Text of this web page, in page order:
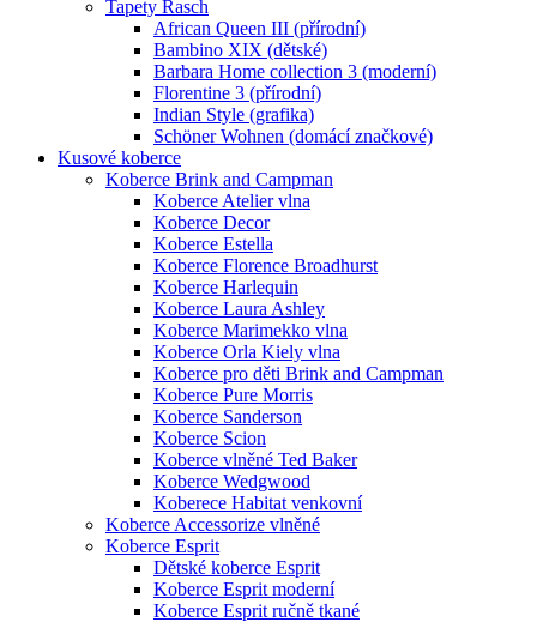
Tapety Rasch
African Queen III (přírodní)
Bambino XIX (dětské)
Barbara Home collection 3 (moderní)
Florentine 3 (přírodní)
Indian Style (grafika)
Schöner Wohnen (domácí značkové)
Kusové koberce
Koberce Brink and Campman
Koberce Atelier vlna
Koberce Decor
Koberce Estella
Koberce Florence Broadhurst
Koberce Harlequin
Koberce Laura Ashley
Koberce Marimekko vlna
Koberce Orla Kiely vlna
Koberce pro děti Brink and Campman
Koberce Pure Morris
Koberce Sanderson
Koberce Scion
Koberce vlněné Ted Baker
Koberce Wedgwood
Koberece Habitat venkovní
Koberce Accessorize vlněné
Koberce Esprit
Dětské koberce Esprit
Koberce Esprit moderní
Koberce Esprit ručně tkané